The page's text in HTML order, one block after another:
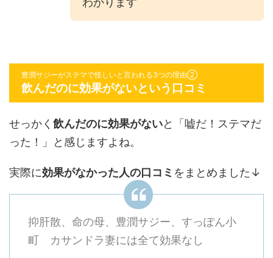
豊潤サジーがステマで怪しいと言われる3つの理由②
飲んだのに効果がないという口コミ
せっかく 飲んだのに効果がないと「嘘だ！ステマだ
った！」と感じますよね。
実際に効果がなかった人の口コミ をまとめました↓
抑肝散、命の母、豊潤サジー、すっぽん小
町 カサンドラ妻には全て効果なし